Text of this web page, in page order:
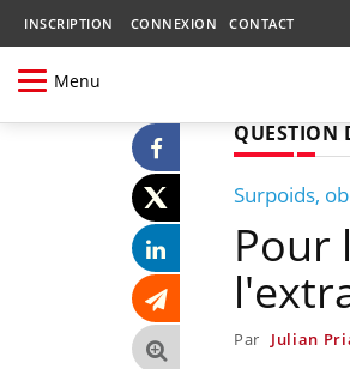
INSCRIPTION CONNEXION CONTACT
Menu
QUESTION
Surpoids,
Pour
Par Julian